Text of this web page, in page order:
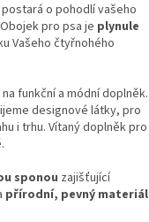
o pohodlí vašeho
pro psa je plynule
Vašeho čtyřnohého
funkční a módní doplněk.
designové látky, pro
i trhu. Vítaný doplněk pro
sponou zajišťující
přírodní, pevný materiál